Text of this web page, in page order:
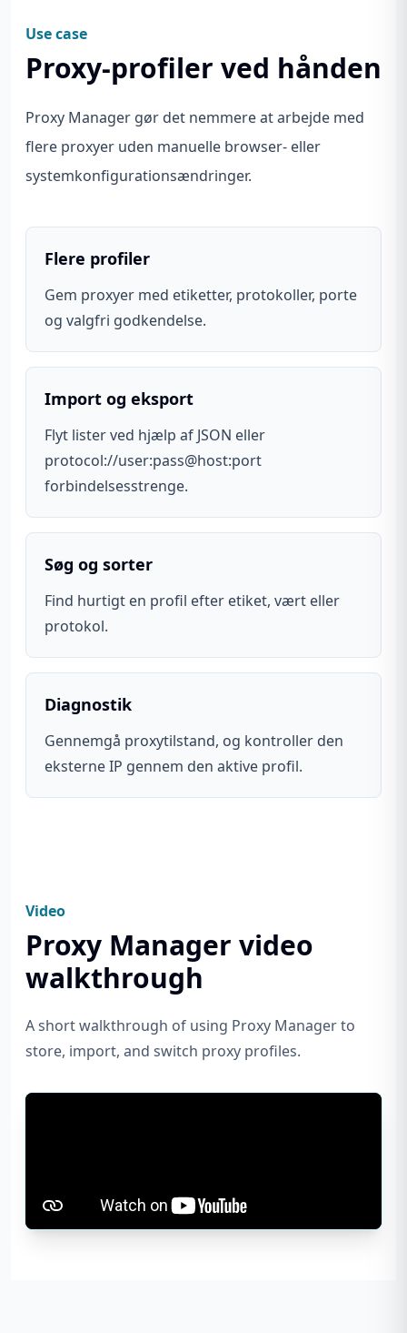
Use case
Proxy-profiler ved hånden
Proxy Manager gør det nemmere at arbejde med
flere proxyer uden manuelle browser- eller
systemkonfigurationsændringer.
Flere profiler
Gem proxyer med etiketter, protokoller, porte
og valgfri godkendelse.
Import og eksport
Flyt lister ved hjælp af JSON eller
protocol://user:pass@host:port
forbindelsesstrenge.
Søg og sorter
Find hurtigt en profil efter etiket, vært eller
protokol.
Diagnostik
Gennemgå proxytilstand, og kontroller den
eksterne IP gennem den aktive profil.
Video
Proxy Manager video
walkthrough
A short walkthrough of using Proxy Manager to
store, import, and switch proxy profiles.